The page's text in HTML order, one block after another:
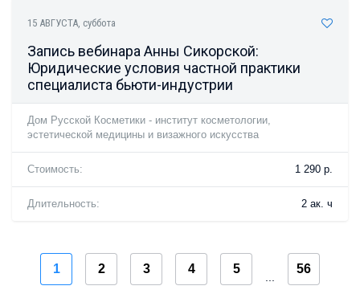
15 АВГУСТА, суббота
Запись вебинара Анны Сикорской:
Юридические условия частной практики
специалиста бьюти-индустрии
Дом Русской Косметики - институт косметологии,
эстетической медицины и визажного искусства
Стоимость: 1 290 р.
Длительность: 2 ак. ч
1 2 3 4 5 56